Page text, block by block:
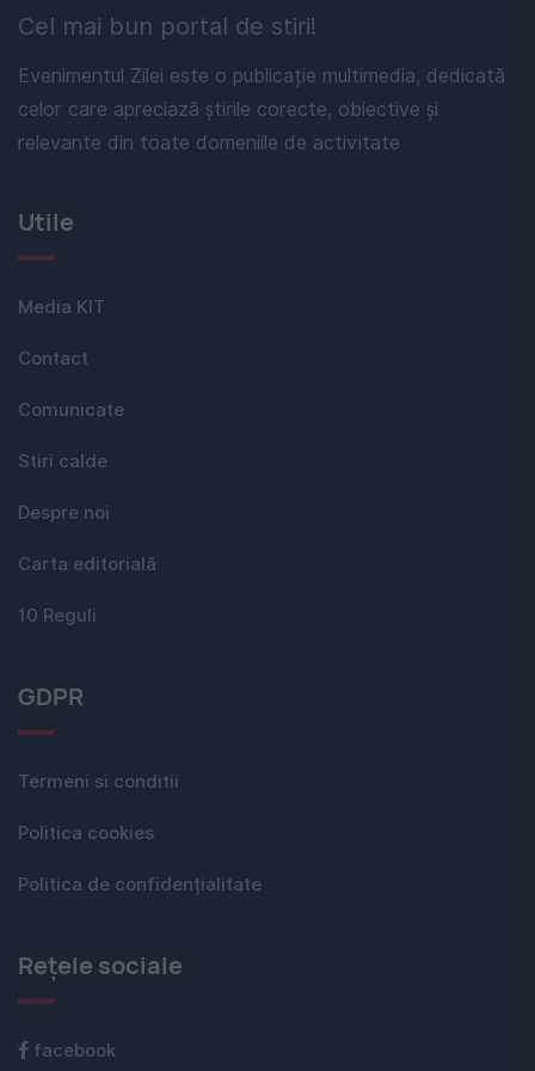
Cel mai bun portal de stiri!
Evenimentul Zilei este o publicație multimedia, dedicată
celor care apreciază știrile corecte, obiective și
relevante din toate domeniile de activitate
Utile
Media KIT
Contact
Comunicate
Stiri calde
Despre noi
Carta editorială
10 Reguli
GDPR
Termeni si conditii
Politica cookies
Politica de confidențialitate
Rețele sociale
facebook